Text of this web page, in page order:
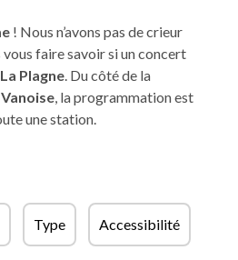
! Nous n’avons pas de crieur
faire savoir si un concert
La Plagne. Du côté de la
Vanoise, la programmation est
une station.
Type Accessibilité